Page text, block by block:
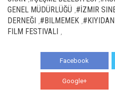
GENEL MÜDÜRLÜĞÜ #İZMIR
DERNEĞI #BILMEMEK
FILM FESTIVALI
Facebook
Google+